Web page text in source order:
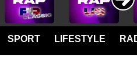
SPORT LIFESTYLE